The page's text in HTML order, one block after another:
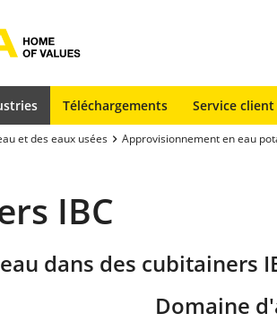
Téléchargements Service
et des eaux usées Approvisionnement en eau
IBC
dans des cubitainers
Domaine